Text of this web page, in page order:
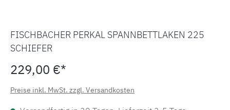
FISCHBACHER PERKAL SPANNBETTLAKEN 225
SCHIEFER
229,00 €*
Preise inkl. MwSt. zzgl. Versandkosten